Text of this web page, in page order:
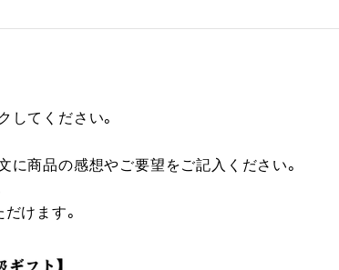
してください。
に商品の感想やご要望をご記入ください。
けます。